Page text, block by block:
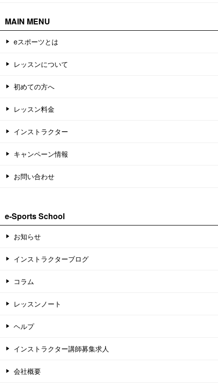
MAIN MENU
eスポーツとは
レッスンについて
初めての方へ
レッスン料金
インストラクター
キャンペーン情報
お問い合わせ
e-Sports School
お知らせ
インストラクターブログ
コラム
レッスンノート
ヘルプ
インストラクター講師募集求人
会社概要